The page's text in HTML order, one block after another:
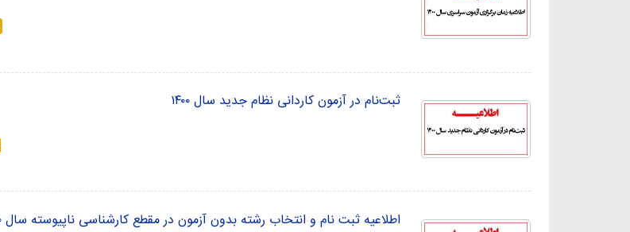
ثبت‌نام در آزمون کاردانی نظام جدید سال ۱۴۰۰
اطلاعیه ثبت نام و انتخاب رشته بدون آزمون در مقطع کارشناسی ناپیوسته سال ۱۴۰۰